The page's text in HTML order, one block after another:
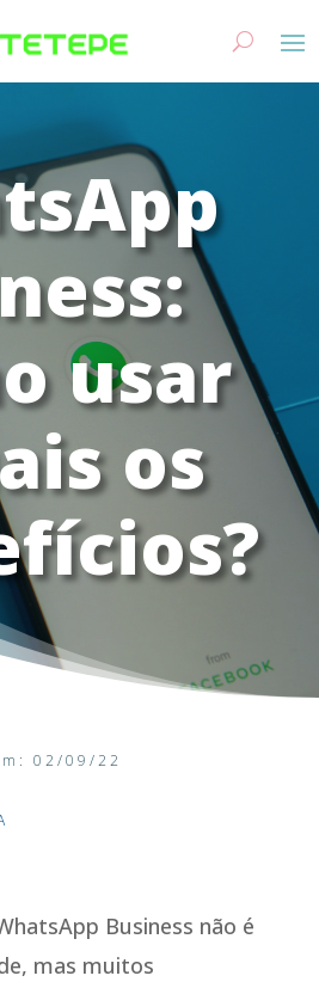
usar
os
02/09/22
Business não é
mas muitos